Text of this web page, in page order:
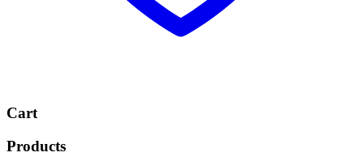
Cart
Products